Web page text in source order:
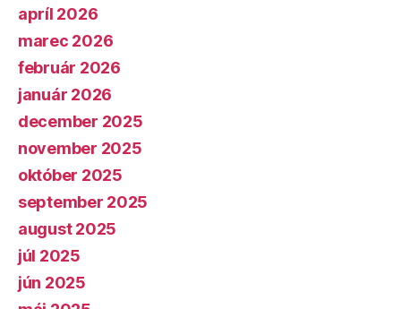
apríl 2026
marec 2026
február 2026
január 2026
december 2025
november 2025
október 2025
september 2025
august 2025
júl 2025
jún 2025